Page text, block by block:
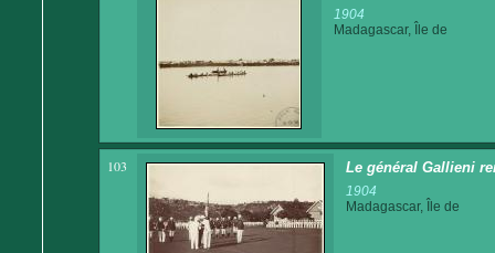
1904
Madagascar, Île de
103 Le général Gallieni
1904
Madagascar, Île de